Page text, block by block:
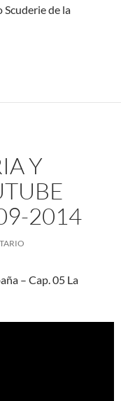
Scuderie de la
Y
2014
– Cap. 05 La